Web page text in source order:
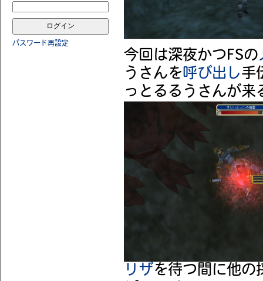
パスワード再設定
今回は深夜かつFSの
うさんを呼び出し手
っとるるうさんが
リザを待つ間に他